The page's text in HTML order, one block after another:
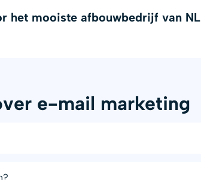
het mooiste afbouwbedrijf van NL
e-mail marketing